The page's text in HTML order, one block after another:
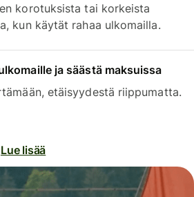
korotuksista tai korkeista
kun käytät rahaa ulkomailla.
ja säästä maksuissa
etäisyydestä riippumatta.
Lue lisää